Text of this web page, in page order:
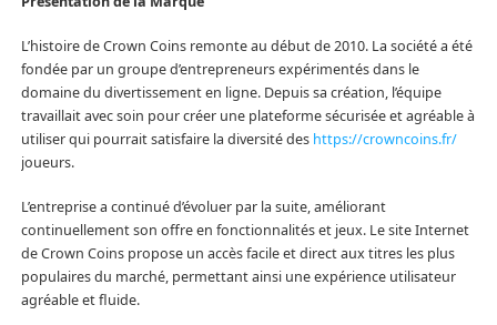
L’histoire de Crown Coins remonte au début de 2010. La société a été
fondée par un groupe d’entrepreneurs expérimentés dans le
domaine du divertissement en ligne. Depuis sa création, l’équipe
travaillait avec soin pour créer une plateforme sécurisée et agréable à
utiliser qui pourrait satisfaire la diversité des https://crowncoins.fr/
joueurs.
L’entreprise a continué d’évoluer par la suite, améliorant
continuellement son offre en fonctionnalités et jeux. Le site Internet
de Crown Coins propose un accès facile et direct aux titres les plus
populaires du marché, permettant ainsi une expérience utilisateur
agréable et fluide.